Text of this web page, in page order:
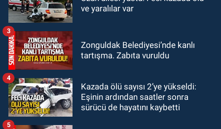
18:52Zonguldak'ta pitbul köpek
18:44Zonguldak'ta araç yayaya
ve yaralılar var
Zonguldak Belediyesi’nde kanlı
tartışma. Zabıta vuruldu
3
Kazada ölü sayısı 2’ye yükseldi:
Eşinin ardından saatler sonra
sürücü de hayatını kaybetti
4
5